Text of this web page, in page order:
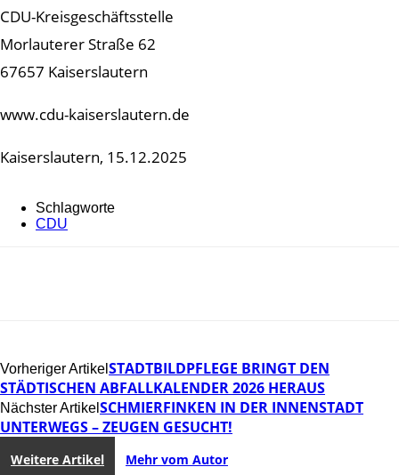
CDU-Kreisgeschäftsstelle
Morlauterer Straße 62
67657 Kaiserslautern
www.cdu-kaiserslautern.de
Kaiserslautern, 15.12.2025
Schlagworte
CDU
Vorheriger Artikel STADTBILDPFLEGE BRINGT DEN
STÄDTISCHEN ABFALLKALENDER 2026 HERAUS
Nächster Artikel SCHMIERFINKEN IN DER INNENSTADT
UNTERWEGS – ZEUGEN GESUCHT!
Weitere Artikel Mehr vom Autor